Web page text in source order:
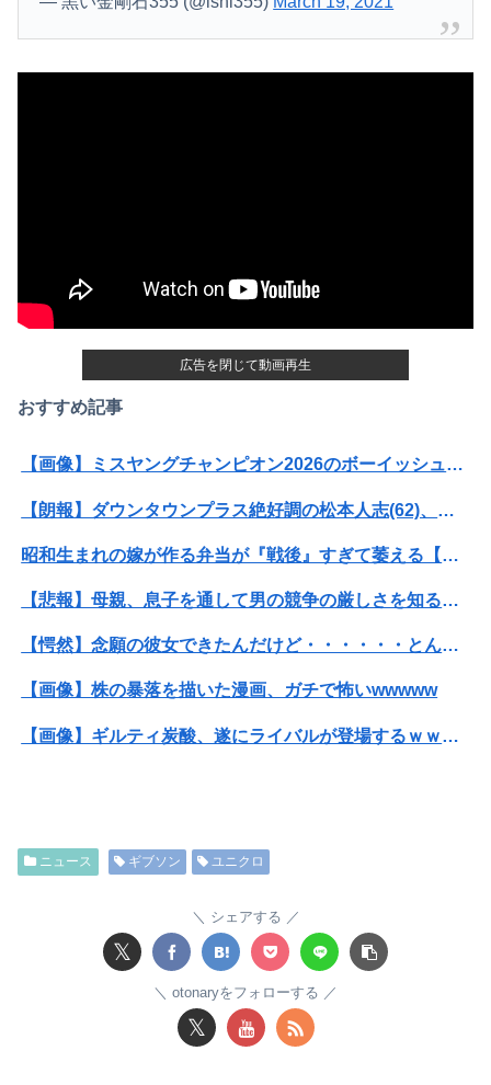
おすすめ記事
【画像】ミスヤングチャンピオン2026のボーイッシュお胸ｗｗｗｗｗｗｗｗｗｗｗｗｗｗｗｗｗｗｗｗ
【朗報】ダウンタウンプラス絶好調の松本人志(62)、見た目がいまだにめっちゃ若々しいｗｗｗｗｗｗｗｗｗｗｗｗｗｗｗｗｗｗｗｗｗ（画像あり）
昭和生まれの嫁が作る弁当が『戦後』すぎて萎える【画像あり】
【悲報】母親、息子を通して男の競争の厳しさを知るｗｗｗｗ
【愕然】念願の彼女できたんだけど・・・・・・とんでもない素性が見えてきた・・・・・・
【画像】株の暴落を描いた漫画、ガチで怖いwwwww
【画像】ギルティ炭酸、遂にライバルが登場するｗｗｗｗ
ニュース ギブソン ユニクロ
シェアする
𝕏
otonaryをフォローする
𝕏
広告を閉じて動画再生